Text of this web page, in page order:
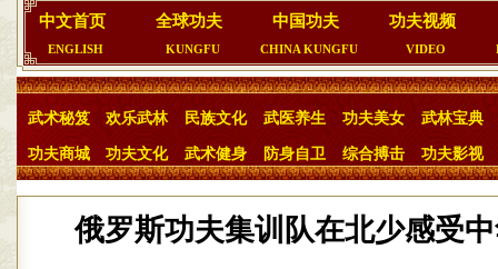
中文首页
ENGLISH
全球功夫
KUNGFU
中国功夫
CHINA KUNGFU
功夫视频
VIDEO
武术秘笈 欢乐武林 民族文化 武医养生 功夫美女 武林宝典
功夫商城 功夫文化 武术健身 防身自卫 综合搏击 功夫影视
俄罗斯功夫集训队在北少感受